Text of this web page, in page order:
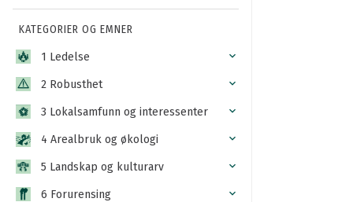
KATEGORIER OG EMNER
1 Ledelse
2 Robusthet
3 Lokalsamfunn og interessenter
4 Arealbruk og økologi
5 Landskap og kulturarv
6 Forurensing